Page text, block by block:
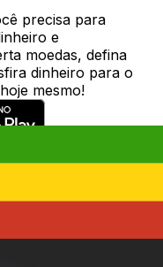
precisa para
e
moedas, defina
dinheiro para o
mesmo!